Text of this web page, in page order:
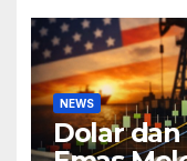
NEWS
Dolar